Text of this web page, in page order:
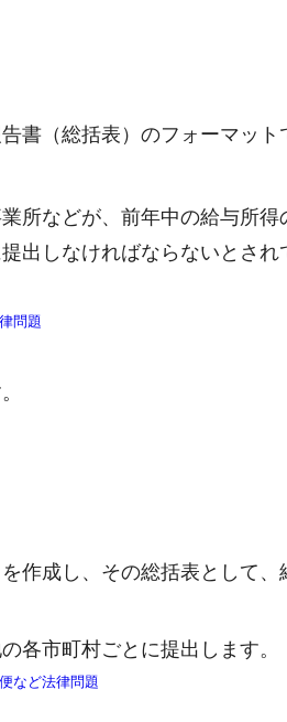
書（総括表）のフォーマット
所などが、前年中の給与所
出しなければならないとされ
問題
作成し、その総括表として
各市町村ごとに提出します。
など法律問題